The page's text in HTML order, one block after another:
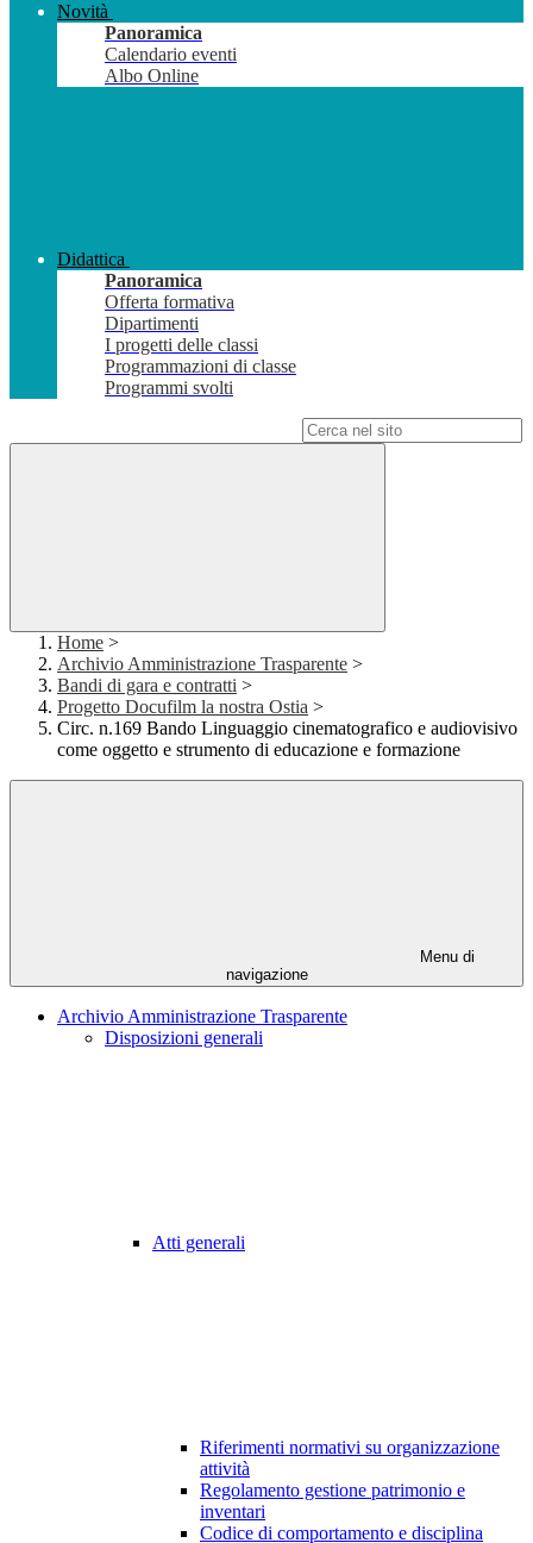
Novità
Panoramica
Calendario eventi
Albo Online
Didattica
Panoramica
Offerta formativa
Dipartimenti
I progetti delle classi
Programmazioni di classe
Programmi svolti
Home >
Archivio Amministrazione Trasparente >
Bandi di gara e contratti >
Progetto Docufilm la nostra Ostia >
Circ. n.169 Bando Linguaggio cinematografico e audiovisivo
come oggetto e strumento di educazione e formazione
Menu di
navigazione
Archivio Amministrazione Trasparente
Disposizioni generali
Atti generali
Riferimenti normativi su organizzazione
attività
Regolamento gestione patrimonio e
inventari
Codice di comportamento e disciplina